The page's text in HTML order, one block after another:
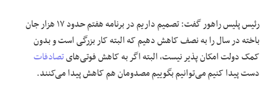
رئیس پلیس راهور گفت: تصمیم داریم در برنامه هفتم حدود ۱۷ هزار جان
باخته در سال را به نصف کاهش دهیم که البته کار بزرگی است و بدون
کمک دولت امکان پذیر نیست، البته اگر به کاهش فوتی‌هایتصادفات
دست پیدا کنیم می‌توانیم بگوییم مصدومان هم کاهش پیدا می‌کنند.